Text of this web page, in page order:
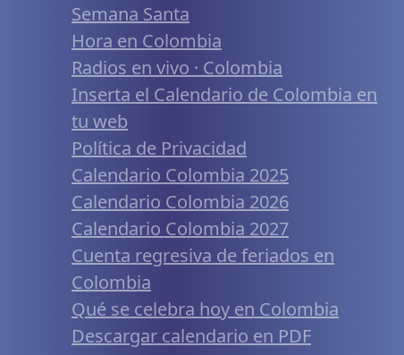
Semana Santa
Hora en Colombia
Radios en vivo · Colombia
Inserta el Calendario de Colombia en
tu web
Política de Privacidad
Calendario Colombia 2025
Calendario Colombia 2026
Calendario Colombia 2027
Cuenta regresiva de feriados en
Colombia
Qué se celebra hoy en Colombia
Descargar calendario en PDF